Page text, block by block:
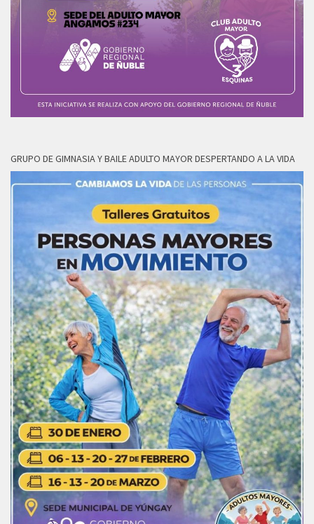
GRUPO DE GIMNASIA Y BAILE ADULTO MAYOR DESPERTANDO A LA VIDA